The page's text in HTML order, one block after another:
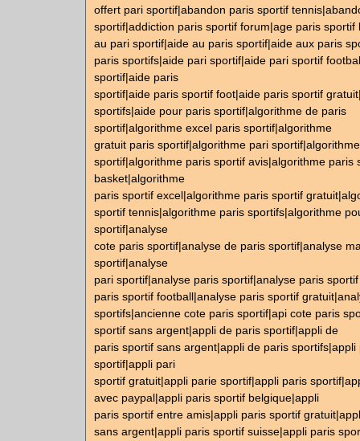
offert pari sportif|abandon paris sportif
sportif|addiction paris sportif forum|age paris sportif
au pari sportif|aide au paris sportif|aide aux paris
paris sportifs|aide pari sportif|aide pari sportif
sportif|aide paris
sportif|aide paris sportif foot|aide paris sportif
sportifs|aide pour paris sportif|algorithme de paris
sportif|algorithme excel paris sportif|algorithme
gratuit paris sportif|algorithme pari
sportif|algorithme paris sportif avis|algorithme paris
basket|algorithme
paris sportif excel|algorithme paris sportif
sportif tennis|algorithme paris sportifs|algorithme
sportif|analyse
cote paris sportif|analyse de paris sportif|analyse
sportif|analyse
pari sportif|analyse paris sportif|analyse paris
paris sportif football|analyse paris sportif
sportifs|ancienne cote paris sportif|api cote paris
sportif sans argent|appli de paris sportif|appli de
paris sportif sans argent|appli de paris sportifs|appli
sportif|appli pari
sportif gratuit|appli parie sportif|appli paris
avec paypal|appli paris sportif belgique|appli
paris sportif entre amis|appli paris sportif
sans argent|appli paris sportif suisse|appli paris